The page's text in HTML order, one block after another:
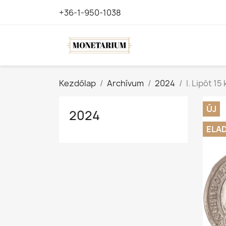
+36-1-950-1038
Kezdőlap Archívum 2024 I. Lipót 15
2024
ÚJ